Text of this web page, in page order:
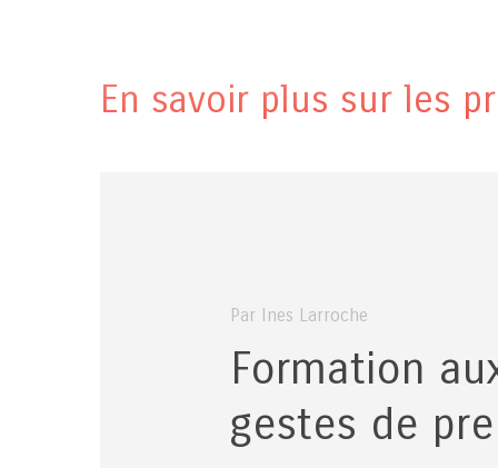
En savoir plus sur les
Par Ines Larroche
Formation
gestes de